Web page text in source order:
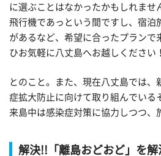
に選ぶことはなかったかもしれませ
飛行機であっという間ですし、宿泊
があるなど、希望に合ったプランで
ひお気軽に八丈島へお越しください
とのこと。また、現在八丈島では、
症拡大防止に向けて取り組んでいる
来島中は感染症対策に協力しつつ、
解決!!「離島おどおど」を解